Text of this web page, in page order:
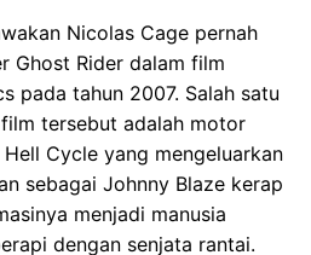
Nicolas Cage pernah
Ghost Rider dalam film
pada tahun 2007. Salah satu
tersebut adalah motor
Cycle yang mengeluarkan
sebagai Johnny Blaze kerap
menjadi manusia
dengan senjata rantai.